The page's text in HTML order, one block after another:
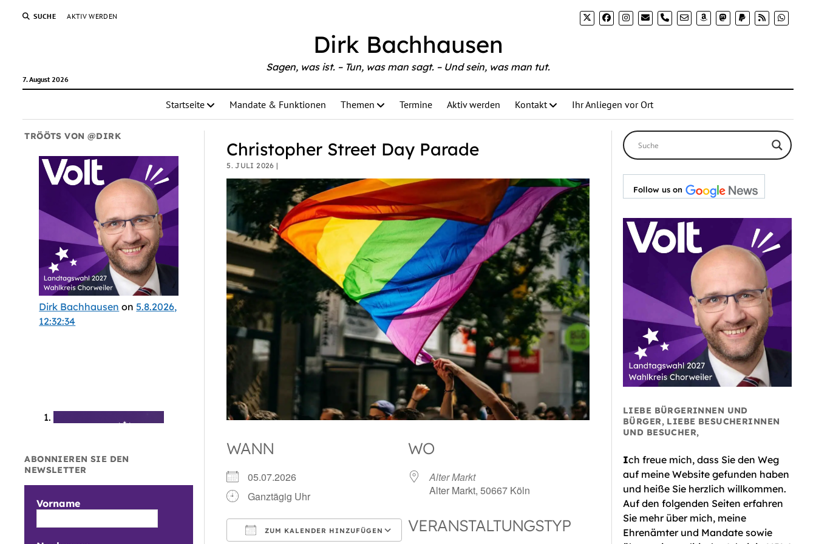
SUCHE AKTIV WERDEN phone
Dirk Bachhausen
7. August 2026
Sagen, was ist. – Tun, was man sagt. – Und sein, was man tut.
Startseite Mandate & Funktionen Themen Termine Aktiv werden Kontakt Ihr Anliegen vor Ort
TRÖÖTS VON @DIRK
Dirk Bachhausen on5.8.2026,
12:32:34
ABONNIEREN SIE DEN
NEWSLETTER
Vorname
Christopher Street Day Parade
5. JULI 2026 |
WANN
05.07.2026
Ganztägig Uhr
ZUM KALENDER HINZUFÜGEN
WO
Alter Markt
Alter Markt, 50667 Köln
VERANSTALTUNGSTYP
Follow us on
LIEBE BÜRGERINNEN UND
BÜRGER, LIEBE BESUCHERINNEN
UND BESUCHER,
Ich freue mich, dass Sie den Weg
auf meine Website gefunden haben
und heiße Sie herzlich willkommen.
Auf den folgenden Seiten erfahren
Sie mehr über mich, meine
Ehrenämter und Mandate sowie